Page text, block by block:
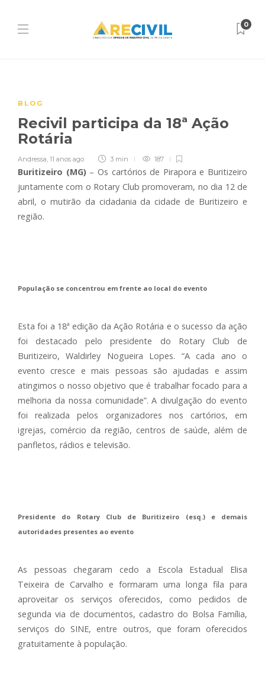
0
BLOG
Recivil participa da 18ª Ação
Rotária
Andressa, 11 anos ago 3 min 187
Buritizeiro (MG)– Os cartórios de Pirapora e Buritizeiro
juntamente com o Rotary Club promoveram, no dia 12 de
abril, o mutirão da cidadania da cidade de Buritizeiro e
região.
População se concentrou em frente ao local do evento
Esta foi a 18ª edição da Ação Rotária e o sucesso da ação
foi destacado pelo presidente do Rotary Club de
Buritizeiro, Waldirley Nogueira Lopes. “A cada ano o
evento cresce e mais pessoas são ajudadas e assim
atingimos o nosso objetivo que é trabalhar focado para a
melhoria da nossa comunidade”. A divulgação do evento
foi realizada pelos organizadores nos cartórios, em
igrejas, comércio da região, centros de saúde, além de
panfletos, rádios e televisão.
Presidente do Rotary Club de Buritizeiro (esq.) e demais
autoridades presentes ao evento
As pessoas chegaram cedo a Escola Estadual Elisa
Teixeira de Carvalho e formaram uma longa fila para
aproveitar os serviços oferecidos, como pedidos de
segunda via de documentos, cadastro do Bolsa Família,
serviços do SINE, entre outros, que foram oferecidos
gratuitamente à população.